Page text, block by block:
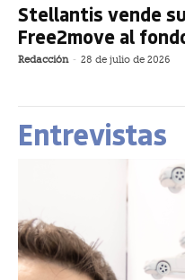
Stellantis vende
Free2move al
Redacción - 28 de julio de 2026
Entrevistas